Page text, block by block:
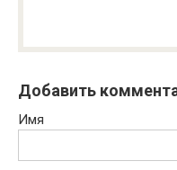
Добавить
Имя